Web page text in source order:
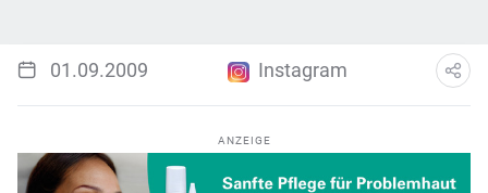
01.09.2009 Instagram
ANZEIGE